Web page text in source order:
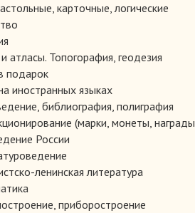
карточные, логические
атласы. Топогорафия, геодезия
подарок
иностранных языках
библиография, полиграфия
(марки, монеты,
России
ленинская литература
приборостроение